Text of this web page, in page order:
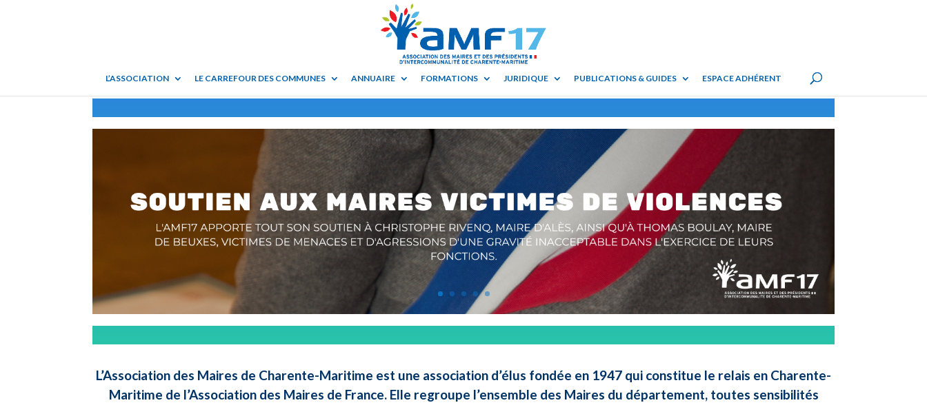
L’ASSOCIATION LE CARREFOUR DES COMMUNES ANNUAIRE FORMATIONS JURIDIQUE PUBLICATIONS & GUIDES ESPACE ADHÉRENT
L’Association des Maires de Charente-Maritime est une association d’élus fondée en 1947 qui constitue le relais en Charente-
Maritime de l’Association des Maires de France. Elle regroupe l’ensemble des Maires du département, toutes sensibilités